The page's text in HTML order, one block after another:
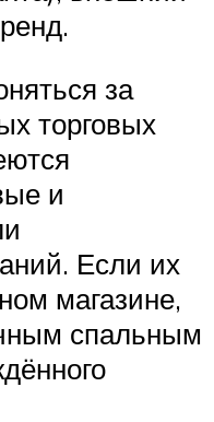
за
торговых
и
Если их
магазине,
спальным